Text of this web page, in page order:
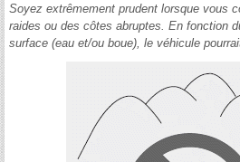
Soyez extrêmement prudent lorsque vous
raides ou des côtes abruptes. En fonction
surface (eau et/ou boue), le véhicule